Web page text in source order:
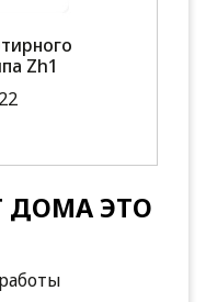
Zh1
ДОМА ЭТО